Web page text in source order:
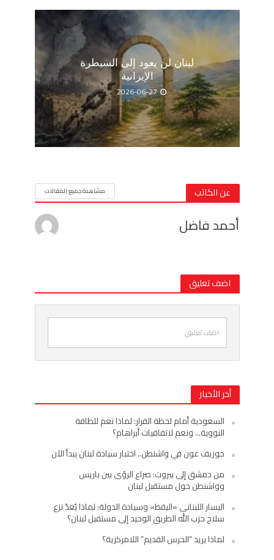
لبنان لن يعود إلى السيطرة
الإيرانية
2026-06-27
عن الكاتب مشاهدة جميع المقالات
أحمد فاضل
اضف تعليق
اضف تعليق
أخر الأخبار
السعودية أمام لحظة القرار: لماذا نعم للطاقة
النووية… ونعم لاتفاقيات أبراهام؟
جوزيف عون في واشنطن.. اختبار سيادة لبنان يبدأ الآن
من دمشق إلى بيروت: صراع الرؤى بين باريس
وواشنطن حول مستقبل لبنان
اليسار اللبناني «اليقظ» وسيادة الدولة: لماذا يُعدّ نزع
سلاح حزب الله الطريق الوحيد إلى مستقبل لبنان؟
لماذا يريد “الحرس القديم” اللامركزية؟